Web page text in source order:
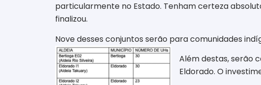
particularmente no Estado. Tenham certeza
finalizou.
Nove desses conjuntos serão para comunidades
Além destas, serão
Eldorado. O